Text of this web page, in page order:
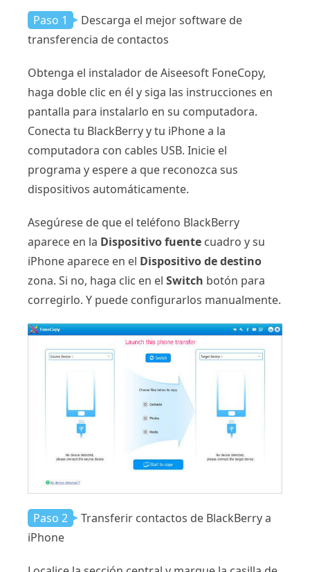
Paso 1
Descarga el mejor software de
transferencia de contactos
Obtenga el instalador de Aiseesoft FoneCopy,
haga doble clic en él y siga las instrucciones en
pantalla para instalarlo en su computadora.
Conecta tu BlackBerry y tu iPhone a la
computadora con cables USB. Inicie el
programa y espere a que reconozca sus
dispositivos automáticamente.
Asegúrese de que el teléfono BlackBerry
aparece en la Dispositivo fuente cuadro y su
iPhone aparece en el Dispositivo de destino
zona. Si no, haga clic en el Switch botón para
corregirlo. Y puede configurarlos manualmente.
Paso 2
Transferir contactos de BlackBerry a
iPhone